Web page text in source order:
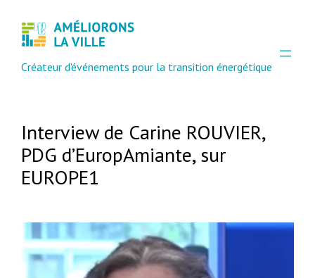
Créateur d'événements pour la transition énergétique
Interview de Carine ROUVIER,
PDG d’EuropAmiante, sur
EUROPE1